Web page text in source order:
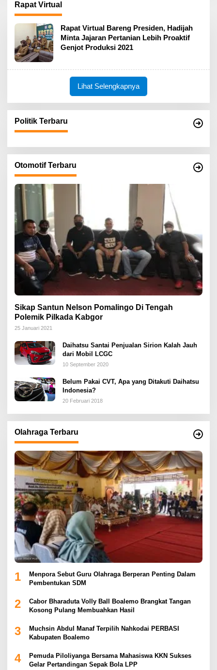
Rapat Virtual
Rapat Virtual Bareng Presiden, Hadijah
Minta Jajaran Pertanian Lebih Proaktif
Genjot Produksi 2021
Lihat Selengkapnya
Politik Terbaru
Otomotif Terbaru
Sikap Santun Nelson Pomalingo Di Tengah
Polemik Pilkada Kabgor
25 Januari 2021
Daihatsu Santai Penjualan Sirion Kalah Jauh
dari Mobil LCGC
10 September 2020
Belum Pakai CVT, Apa yang Ditakuti Daihatsu
Indonesia?
20 Februari 2018
Olahraga Terbaru
1
Menpora Sebut Guru Olahraga Berperan Penting Dalam
Pembentukan SDM
2
Cabor Bharaduta Volly Ball Boalemo Brangkat Tangan
Kosong Pulang Membuahkan Hasil
3
Muchsin Abdul Manaf Terpilih Nahkodai PERBASI
Kabupaten Boalemo
4
Pemuda Piloliyanga Bersama Mahasiswa KKN Sukses
Gelar Pertandingan Sepak Bola LPP